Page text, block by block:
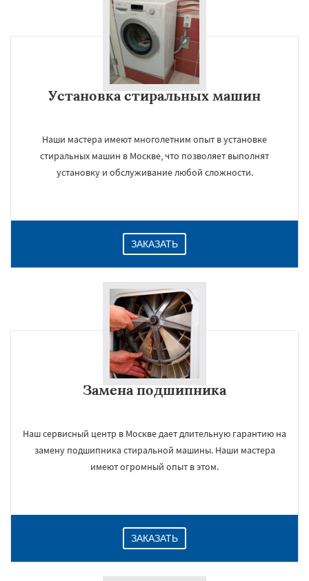
Установка стиральных машин
Наши мастера имеют многолетним опыт в установке
стиральных машин в Москве, что позволяет выполнят
установку и обслуживание любой сложности.
ЗАКАЗАТЬ
Замена подшипника
Наш сервисный центр в Москве дает длительную гарантию на
замену подшипника стиральной машины. Наши мастера
имеют огромный опыт в этом.
ЗАКАЗАТЬ
Даю согласие на обработку персональных данных